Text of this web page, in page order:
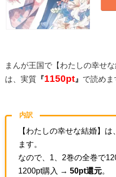
まんが王国で【わたしの幸せ
は、実質 『1150pt 』 で読めま
内訳
【わたしの幸せな結婚】
ます。
なので、1、2巻の全巻で
1200pt購入 → 50pt還元。